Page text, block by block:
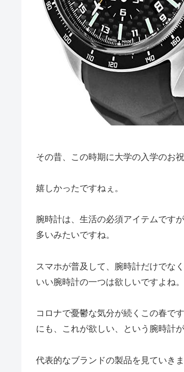
その昔、この時期に大学の入学のお
嬉しかったですねぇ。
腕時計は、生活の必須アイテムです
多いみたいですね。
スマホが普及して、腕時計だけでな
いい腕時計の一つは欲しいですよね。
コロナで憂鬱な気分が続くこの春で
にも、これが欲しい、という腕時計
代表的なブランドの製品を見ていきま